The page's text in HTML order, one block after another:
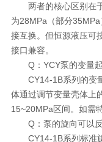
两者的核心区别在
为28MPa（部分
接互换。但恒源液压可
接口兼容。
Q：YCY泵的变量
CY14-1B系列的变
体通过调节变量壳体上
15~20MPa区间。如需
Q：泵的旋向可以
CY14-1B系列标准